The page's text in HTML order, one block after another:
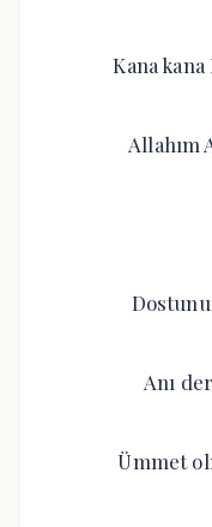
Kana
Allahım
Anı
Ümmet